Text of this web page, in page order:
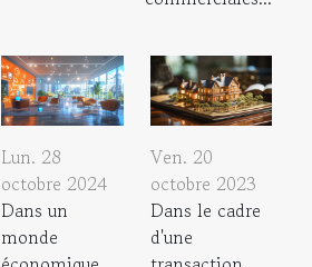
Lun. 28
octobre 2024
Dans un
monde
Ven. 20
octobre 2023
Dans le cadre
d'une